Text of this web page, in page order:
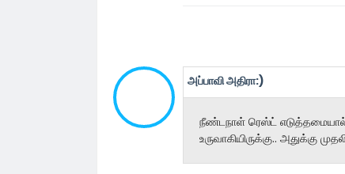
அப்பாவி அதிரா:)
நீண்டநாள் ரெஸ்ட்
உருவாகியிருக்கு.. அதுக்கு